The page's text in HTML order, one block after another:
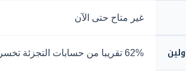
غير متاح حتى الآن
62% تقريبا من حسابات التجزئة تخسر عند تداول العقود مقابل الفروقات